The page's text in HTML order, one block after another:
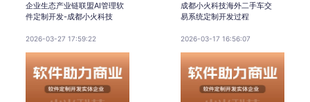
企业生态产业链联盟AI管理软
件定制开发-成都小火科技
2026-03-27 17:59:22
成都小火科技海外二手车交
易系统定制开发过程
2026-03-17 16:56:07